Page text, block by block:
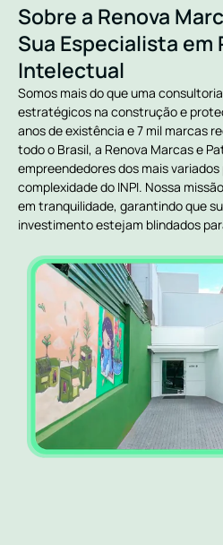
Sobre a Renova
Sua Especialista em
Intelectual
Somos mais do que uma
estratégicos na construção e
anos de existência e 7 mil marcas
todo o Brasil, a Renova Marcas e
empreendedores dos mais
complexidade do INPI. Nossa
em tranquilidade, garantindo que
investimento estejam blindados